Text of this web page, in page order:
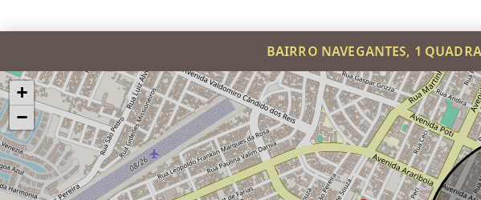
BAIRRO NAVEGANTES, 1
+
−